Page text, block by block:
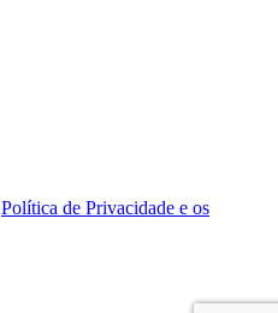
Política de Privacidade e os